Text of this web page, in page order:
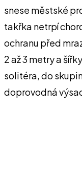
snese městské
takřka netrpí
ochranu před
2 až 3 metry a
solitéra, do
doprovodná